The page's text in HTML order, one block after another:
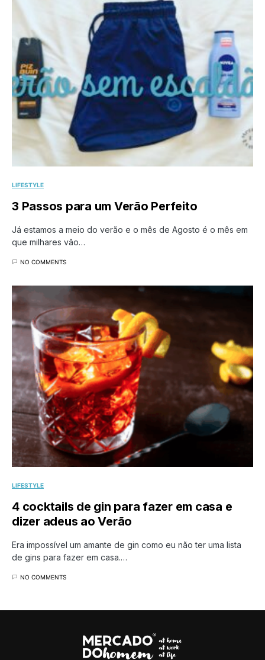
LIFESTYLE
3 Passos para um Verão Perfeito
Já estamos a meio do verão e o mês de Agosto é o mês em
que milhares vão…
NO COMMENTS
LIFESTYLE
4 cocktails de gin para fazer em casa e
dizer adeus ao Verão
Era impossível um amante de gin como eu não ter uma lista
de gins para fazer em casa.…
NO COMMENTS